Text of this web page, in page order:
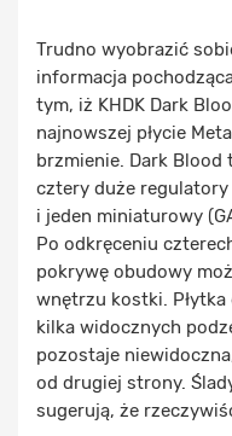
Trudno wyobrazić
informacja
tym, iż KHDK Dark
najnowszej płycie
brzmienie. Dark
cztery duże regulatory
i jeden miniaturowy
Po odkręceniu
pokrywę obudowy
wnętrzu kostki.
kilka widocznych
pozostaje
od drugiej strony.
sugerują, że